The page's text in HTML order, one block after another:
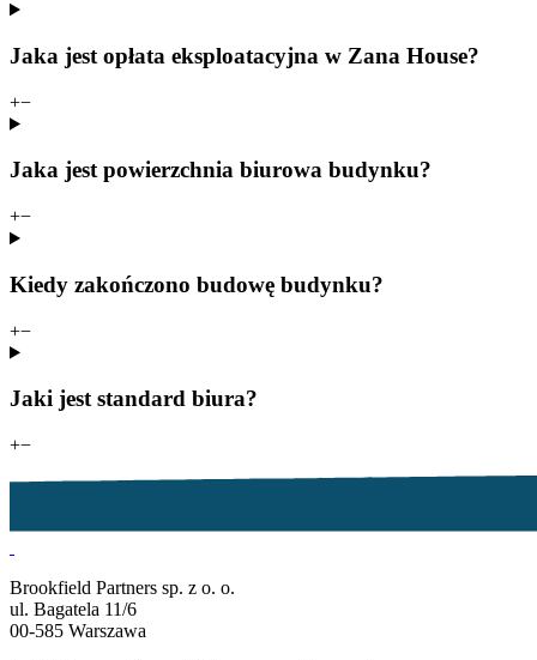
Jaka jest opłata eksploatacyjna w Zana House?
+−
Jaka jest powierzchnia biurowa budynku?
+−
Kiedy zakończono budowę budynku?
+−
Jaki jest standard biura?
+−
Brookfield Partners sp. z o. o.
ul. Bagatela 11/6
00-585 Warszawa